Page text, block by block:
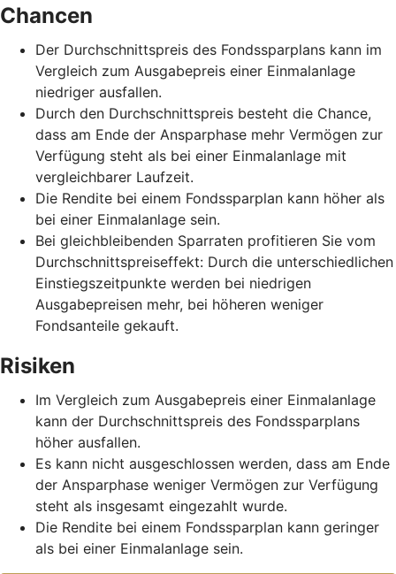
Chancen
Der Durchschnittspreis des Fondssparplans kann im
Vergleich zum Ausgabepreis einer Einmalanlage
niedriger ausfallen.
Durch den Durchschnittspreis besteht die Chance,
dass am Ende der Ansparphase mehr Vermögen zur
Verfügung steht als bei einer Einmalanlage mit
vergleichbarer Laufzeit.
Die Rendite bei einem Fondssparplan kann höher als
bei einer Einmalanlage sein.
Bei gleichbleibenden Sparraten profitieren Sie vom
Durchschnittspreiseffekt: Durch die unterschiedlichen
Einstiegszeitpunkte werden bei niedrigen
Ausgabepreisen mehr, bei höheren weniger
Fondsanteile gekauft.
Risiken
Im Vergleich zum Ausgabepreis einer Einmalanlage
kann der Durchschnittspreis des Fondssparplans
höher ausfallen.
Es kann nicht ausgeschlossen werden, dass am Ende
der Ansparphase weniger Vermögen zur Verfügung
steht als insgesamt eingezahlt wurde.
Die Rendite bei einem Fondssparplan kann geringer
als bei einer Einmalanlage sein.